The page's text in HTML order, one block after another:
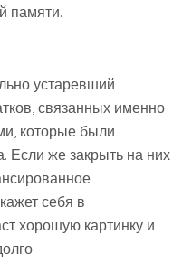
памяти.
устаревший
связанных именно
которые были
Если же закрыть на них
себя в
хорошую картинку и